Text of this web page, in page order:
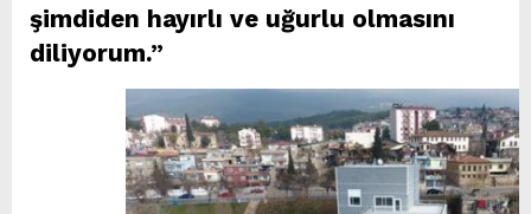
şimdiden hayırlı ve uğurlu olmasını
diliyorum.”